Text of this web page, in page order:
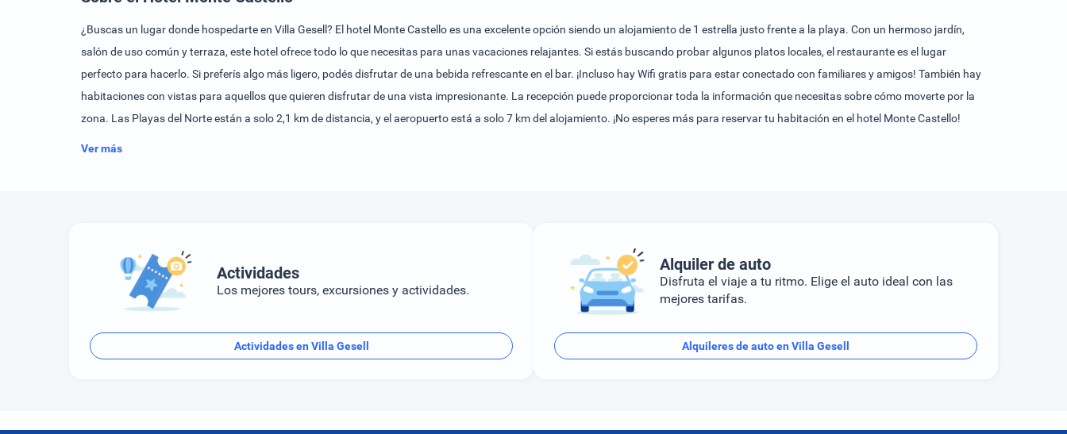
¿Buscas un lugar donde hospedarte en Villa Gesell? El hotel Monte Castello es una excelente opción siendo un alojamiento de 1 estrella justo frente a la playa. Con un hermoso jardín,
salón de uso común y terraza, este hotel ofrece todo lo que necesitas para unas vacaciones relajantes. Si estás buscando probar algunos platos locales, el restaurante es el lugar
perfecto para hacerlo. Si preferís algo más ligero, podés disfrutar de una bebida refrescante en el bar. ¡Incluso hay Wifi gratis para estar conectado con familiares y amigos! También hay
habitaciones con vistas para aquellos que quieren disfrutar de una vista impresionante. La recepción puede proporcionar toda la información que necesitas sobre cómo moverte por la
zona. Las Playas del Norte están a solo 2,1 km de distancia, y el aeropuerto está a solo 7 km del alojamiento. ¡No esperes más para reservar tu habitación en el hotel Monte Castello!
Ver más
Actividades
Los mejores tours, excursiones y actividades.
Actividades en Villa Gesell
Alquiler de auto
Disfruta el viaje a tu ritmo. Elige el auto ideal con las
mejores tarifas.
Alquileres de auto en Villa Gesell